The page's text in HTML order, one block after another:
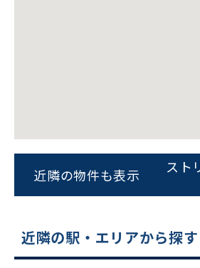
ビルコード：
をお伝えいただくと
スムーズにご案内で
0120-620-
平日 9:00〜
近隣の物件も表示
スト
近隣の駅・エリアから探す